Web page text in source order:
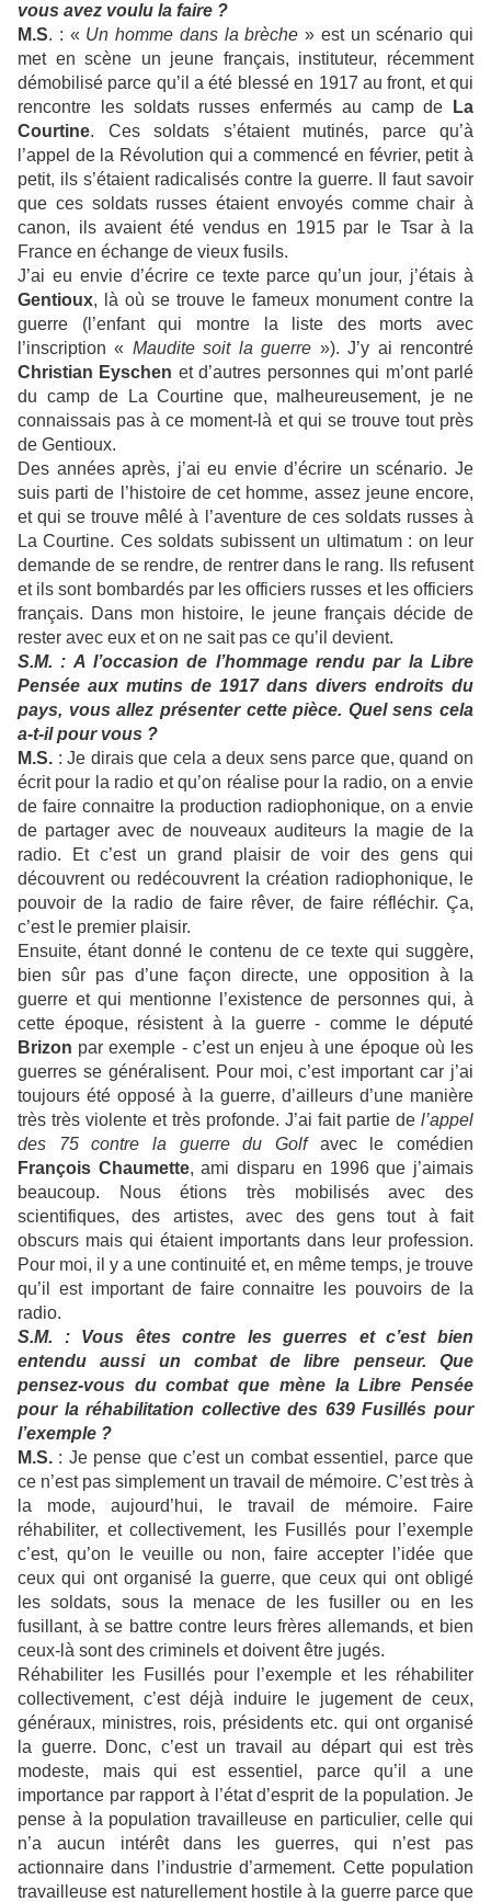
vous avez voulu la faire ?
M.S. : « Un homme dans la brèche » est un scénario qui
met en scène un jeune français, instituteur, récemment
démobilisé parce qu’il a été blessé en 1917 au front, et qui
rencontre les soldats russes enfermés au camp de
La
Courtine. Ces soldats s’étaient mutinés, parce qu’à
l’appel de la Révolution qui a commencé en février, petit à
petit, ils s’étaient radicalisés contre la guerre. Il faut savoir
que ces soldats russes étaient envoyés comme chair à
canon, ils avaient été vendus en 1915 par le Tsar à la
France en échange de vieux fusils.
J’ai eu envie d’écrire ce texte parce qu’un jour, j’étais à
Gentioux, là où se trouve le fameux monument contre la
guerre (l’enfant qui montre la liste des morts avec
l’inscription « Maudite soit la guerre »). J’y ai rencontré
Christian Eyschen et d’autres personnes qui m’ont parlé
du camp de La Courtine que, malheureusement, je ne
connaissais pas à ce moment-là et qui se trouve tout près
de Gentioux.
Des années après, j’ai eu envie d’écrire un scénario. Je
suis parti de l’histoire de cet homme, assez jeune encore,
et qui se trouve mêlé à l’aventure de ces soldats russes à
La Courtine. Ces soldats subissent un ultimatum : on leur
demande de se rendre, de rentrer dans le rang. Ils refusent
et ils sont bombardés par les officiers russes et les officiers
français. Dans mon histoire, le jeune français décide de
rester avec eux et on ne sait pas ce qu’il devient.
S.M. : A l’occasion de l’hommage rendu par la Libre
Pensée aux mutins de 1917 dans divers endroits du
pays, vous allez présenter cette pièce. Quel sens cela
a-t-il pour vous ?
M.S. : Je dirais que cela a deux sens parce que, quand on
écrit pour la radio et qu’on réalise pour la radio, on a envie
de faire connaitre la production radiophonique, on a envie
de partager avec de nouveaux auditeurs la magie de la
radio. Et c’est un grand plaisir de voir des gens qui
découvrent ou redécouvrent la création radiophonique, le
pouvoir de la radio de faire rêver, de faire réfléchir. Ça,
c’est le premier plaisir.
Ensuite, étant donné le contenu de ce texte qui suggère,
bien sûr pas d’une façon directe, une opposition à la
guerre et qui mentionne l’existence de personnes qui, à
cette époque, résistent à la guerre - comme le député
Brizon par exemple - c’est un enjeu à une époque où les
guerres se généralisent. Pour moi, c’est important car j’ai
toujours été opposé à la guerre, d’ailleurs d’une manière
très très violente et très profonde. J’ai fait partie de l’appel
des 75 contre la guerre du Golfavec le comédien
François Chaumette, ami disparu en 1996 que j’aimais
beaucoup. Nous étions très mobilisés avec des
scientifiques, des artistes, avec des gens tout à fait
obscurs mais qui étaient importants dans leur profession.
Pour moi, il y a une continuité et, en même temps, je trouve
qu’il est important de faire connaitre les pouvoirs de la
radio.
S.M. : Vous êtes contre les guerres et c’est bien
entendu aussi un combat de libre penseur. Que
pensez-vous du combat que mène la Libre Pensée
pour la réhabilitation collective des 639 Fusillés pour
l’exemple ?
M.S. : Je pense que c’est un combat essentiel, parce que
ce n’est pas simplement un travail de mémoire. C’est très à
la mode, aujourd’hui, le travail de mémoire. Faire
réhabiliter, et collectivement, les Fusillés pour l’exemple
c’est, qu’on le veuille ou non, faire accepter l’idée que
ceux qui ont organisé la guerre, que ceux qui ont obligé
les soldats, sous la menace de les fusiller ou en les
fusillant, à se battre contre leurs frères allemands, et bien
ceux-là sont des criminels et doivent être jugés.
Réhabiliter les Fusillés pour l’exemple et les réhabiliter
collectivement, c’est déjà induire le jugement de ceux,
généraux, ministres, rois, présidents etc. qui ont organisé
la guerre. Donc, c’est un travail au départ qui est très
modeste, mais qui est essentiel, parce qu’il a une
importance par rapport à l’état d’esprit de la population. Je
pense à la population travailleuse en particulier, celle qui
n’a aucun intérêt dans les guerres, qui n’est pas
actionnaire dans l’industrie d’armement. Cette population
travailleuse est naturellement hostile à la guerre parce que